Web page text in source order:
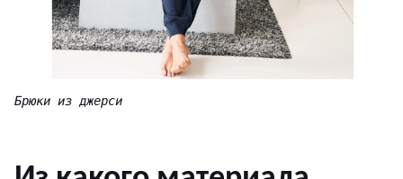
Брюки из джерси